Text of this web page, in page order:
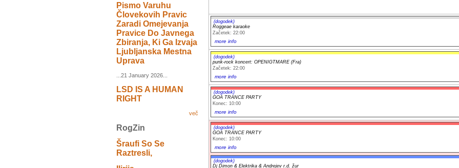
Pismo Varuhu
Človekovih Pravic
Zaradi Omejevanja
Pravice Do Javnega
Zbiranja, Ki Ga Izvaja
Ljubljanska Mestna
Uprava
...21 January 2026...
LSD IS A HUMAN
RIGHT
več
RogZin
Šraufi So Se
Raztresli,
(dogodek)
Roggeae karaoke
Začetek: 22:00
more info
(dogodek)
punk-rock koncert: OPENIGTMARE (Fra)
Začetek: 22:00
more info
(dogodek)
GOA TRANCE PARTY
Konec: 10:00
more info
(dogodek)
GOA TRANCE PARTY
Konec: 10:00
more info
(dogodek)
Dj Dimon & Elektrika & Andrejev r.d. žur